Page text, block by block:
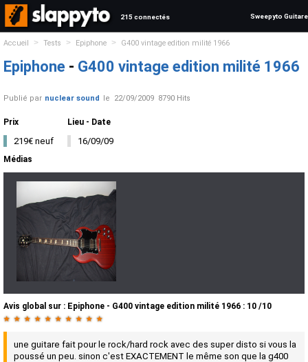
215 connectés Sweepyto Guitare
Accueil > Tests > Epiphone > G400 vintage edition milité 1966
Epiphone - G400 vintage edition milité 1966
Publié par nuclear sound le 22/09/2009 8790 Hits
Prix
219€ neuf
Lieu - Date
16/09/09
Médias
Avis global sur : Epiphone - G400 vintage edition milité 1966 : 10 /10
★ ★ ★ ★ ★ ★ ★ ★ ★ ★
une guitare fait pour le rock/hard rock avec des super disto si vous la
poussé un peu. sinon c'est EXACTEMENT le même son que la g400